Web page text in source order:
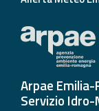
Arpae
Servizio